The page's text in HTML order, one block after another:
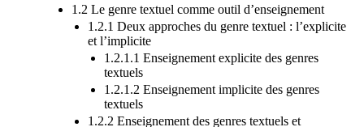
1.2 Le genre textuel comme outil d’enseignement
1.2.1 Deux approches du genre textuel : l’explicite
et l’implicite
1.2.1.1 Enseignement explicite des genres
textuels
1.2.1.2 Enseignement implicite des genres
textuels
1.2.2 Enseignement des genres textuels et